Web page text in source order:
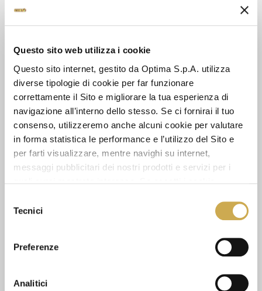
Questo sito web utilizza i cookie
Questo sito internet, gestito da Optima S.p.A. utilizza
diverse tipologie di cookie per far funzionare
correttamente il Sito e migliorare la tua esperienza di
navigazione all’interno dello stesso. Se ci fornirai il tuo
consenso, utilizzeremo anche alcuni cookie per valutare
in forma statistica le performance e l’utilizzo del Sito e
per farti visualizzare, mentre navighi su internet,
messaggi pubblicitari dei nostri prodotti e servizi per i
delTecnici
Preferenze
Analitici
CHIEDI INFORMAZIONI
GUARDA ANCHE